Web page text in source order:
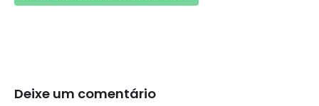
Deixe um comentário